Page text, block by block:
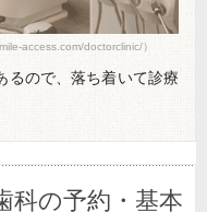
access.com/doctorclinic/）
るので、落ち着いて診療
科の予約・基本